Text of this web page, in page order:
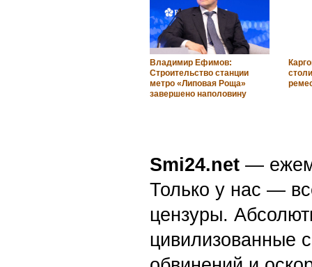
Владимир Ефимов:
Строительство станции
метро «Липовая Роща»
завершено наполовину
Smi24.net —
Только у нас —
цензуры.
цивилизованные